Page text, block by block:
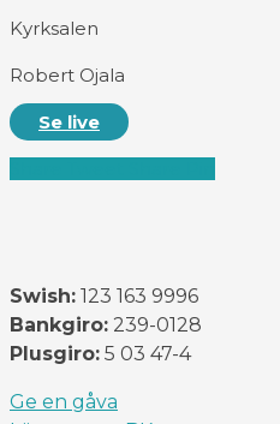
Kyrksalen
Robert Ojala
Se live
Swish: 123 163 9996
Bankgiro: 239-0128
Plusgiro: 5 03 47-4
Ge en gåva